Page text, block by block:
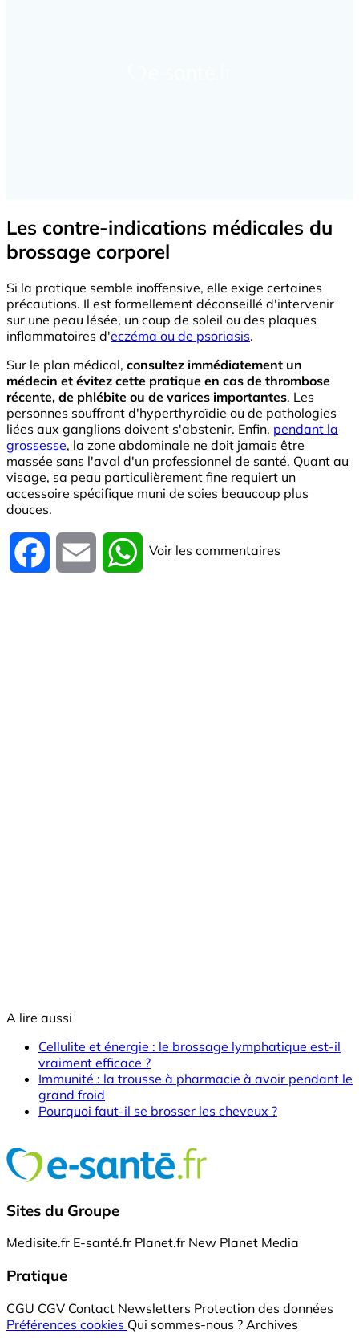
Les contre-indications médicales du
brossage corporel
Si la pratique semble inoffensive, elle exige certaines
précautions. Il est formellement déconseillé d'intervenir
sur une peau lésée, un coup de soleil ou des plaques
inflammatoires d'eczéma ou de psoriasis.
Sur le plan médical, consultez immédiatement un
médecin et évitez cette pratique en cas de thrombose
récente, de phlébite ou de varices importantes. Les
personnes souffrant d'hyperthyroïdie ou de pathologies
liées aux ganglions doivent s'abstenir. Enfin, pendant la
grossesse, la zone abdominale ne doit jamais être
massée sans l'aval d'un professionnel de santé. Quant au
visage, sa peau particulièrement fine requiert un
accessoire spécifique muni de soies beaucoup plus
douces.
Facebook Email WhatsApp
Voir les commentaires
A lire aussi
Cellulite et énergie : le brossage lymphatique est-il
vraiment efficace ?
Immunité : la trousse à pharmacie à avoir pendant le
grand froid
Pourquoi faut-il se brosser les cheveux ?
Sites du Groupe
Medisite.fr E-santé.fr Planet.fr New Planet Media
Pratique
CGU CGV Contact Newsletters Protection des données
Préférences cookies Qui sommes-nous ? Archives